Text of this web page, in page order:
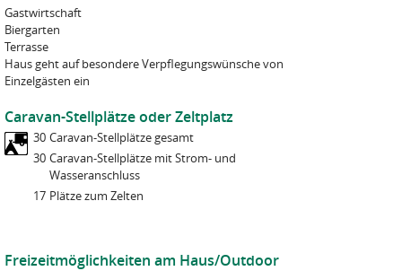
Gastwirtschaft
Biergarten
Terrasse
Haus geht auf besondere Verpflegungswünsche von
Einzelgästen ein
Caravan-Stellplätze oder Zeltplatz
30 Caravan-Stellplätze gesamt
30 Caravan-Stellplätze mit Strom- und
Wasseranschluss
17 Plätze zum Zelten
Freizeitmöglichkeiten am Haus/Outdoor